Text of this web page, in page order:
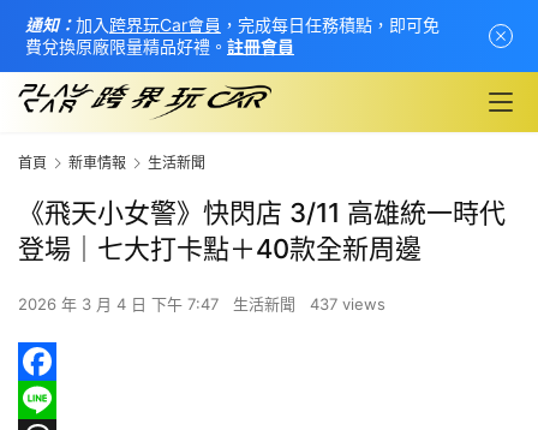
首頁 新車情報 生活新聞
《飛天小女警》快閃店 3/11 高雄統一時代
登場｜七大打卡點＋40款全新周邊
2026 年 3 月 4 日 下午 7:47 生活新聞 437 views
F
通知：加入 跨界玩Car會員 ，完成每日任務積點，即可免
費兌換原廠限量精品好禮。 註冊會員